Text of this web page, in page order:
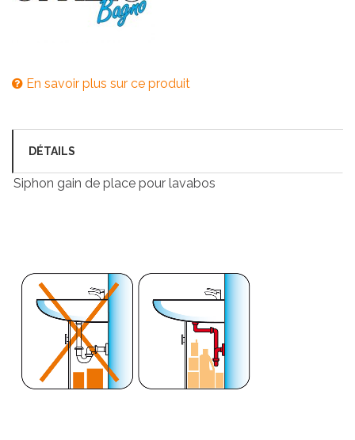
En savoir plus sur ce produit
DÉTAILS
Siphon gain de place pour lavabos